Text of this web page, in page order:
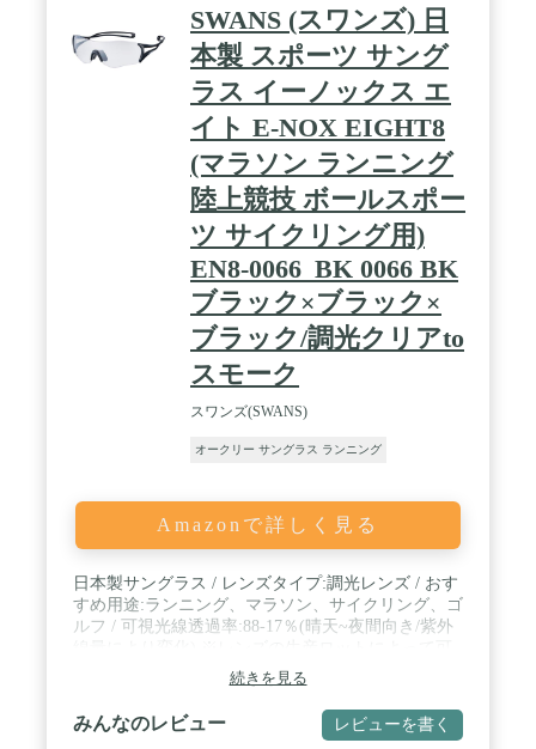
SWANS (スワンズ) 日
本製 スポーツ サング
ラス イーノックス エ
イト E-NOX EIGHT8
(マラソン ランニング
陸上競技 ボールスポー
ツ サイクリング用)
EN8-0066_BK 0066 BK
ブラック×ブラック×
ブラック/調光クリアto
スモーク
スワンズ(SWANS)
オークリー サングラス ランニング
Amazonで詳しく見る
日本製サングラス / レンズタイプ:調光レンズ / おす
すめ用途:ランニング、マラソン、サイクリング、ゴ
ルフ / 可視光線透過率:88-17％(晴天~夜間向き/紫外
視光線透過率の数値の範囲が多少異なります。 / 紫
外線透過率 0.1%以下(uvカット99.9%以上)
続きを見る
みんなのレビュー レビューを書く